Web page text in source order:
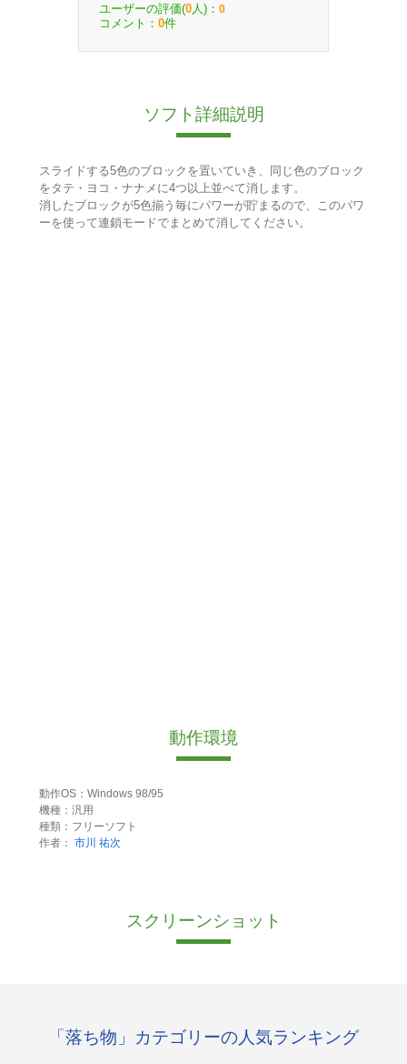
ユーザーの評価(0 人)： 0
コメント： 0件
ソフト詳細説明
スライドする5色のブロックを置いていき、同じ色のブロック
をタテ・ヨコ・ナナメに4つ以上並べて消します。
消したブロックが5色揃う毎にパワーが貯まるので、このパワ
ーを使って連鎖モードでまとめて消してください。
動作環境
動作OS：Windows 98/95
機種：汎用
種類：フリーソフト
作者： 市川 祐次
スクリーンショット
「落ち物」カテゴリーの人気ランキング